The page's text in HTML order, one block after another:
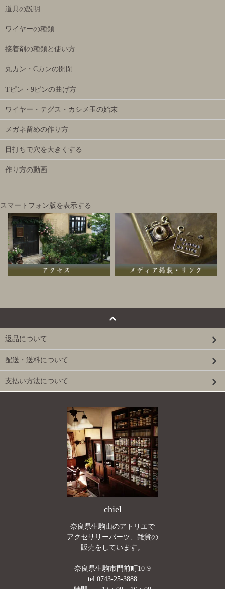
道具の説明
ワイヤーの種類
接着剤の種類と使い方
丸カン・Cカンの開閉
Tピン・9ピンの曲げ方
ワイヤー・テグス・カシメ玉の始末
メガネ留めの作り方
目打ちで穴を大きくする
作り方の動画
スマートフォン版を表示する
返品について
配送・送料について
支払い方法について
chiel
奈良県生駒山のアトリエで
アクセサリーパーツ、雑貨の
販売をしています。
奈良県生駒市門前町10-9
tel 0743-25-3888